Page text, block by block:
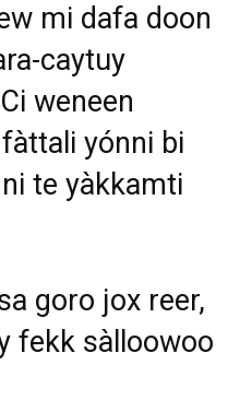
mi dafa doon
caytuy
weneen
yónni bi
te yàkkamti
goro jox reer,
fekk sàlloowoo